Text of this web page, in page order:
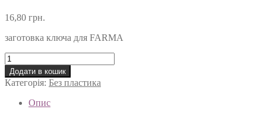
16,80 грн.
заготовка ключа для FARMA
FAR-
1I
кількість
Додати в кошик
Категорія: Без пластика
Опис